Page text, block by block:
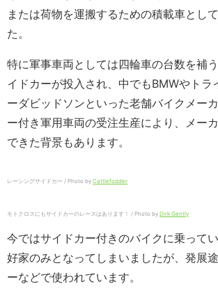
または荷物を運搬するための積載車とし
た。
特に軍事車両としては四輪車の台数を補
イドカーが投入され、中でもBMWやトラ
ーダビッドソンといった老舗バイクメー
ー付き軍用車両の受注生産により、メー
できた背景もあります。
レーシングサイドカー / Photo by Cattlefodder
モトクロスにもサイドカーのレースはあります！ / Photo by Dirk Gently
今ではサイドカー付きのバイクに乗って
好家のみとなってしまいましたが、発展
ーなどで使われています。